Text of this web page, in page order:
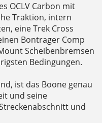
OCLV Carbon mit
Traktion, intern
eine Trek Cross
Bontrager Comp
Scheibenbremsen
Bedingungen.
ist das Boone genau
und seine
und